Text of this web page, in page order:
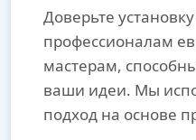
Доверьте
профессионалам
мастерам,
ваши идеи. Мы
подход на основе